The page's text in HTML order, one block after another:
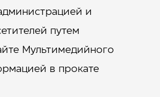
и
путем
Мультимедийного
в прокате